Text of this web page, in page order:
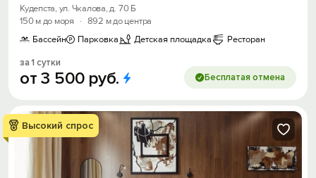
Кудепста, ул. Чкалова, д. 70 Б
150 м до моря
· 892 м до центра
Бассейн
Парковка Детская площадка Ресторан
за 1 сутки
от3 500 руб. Бесплатая отмена
Высокий спрос